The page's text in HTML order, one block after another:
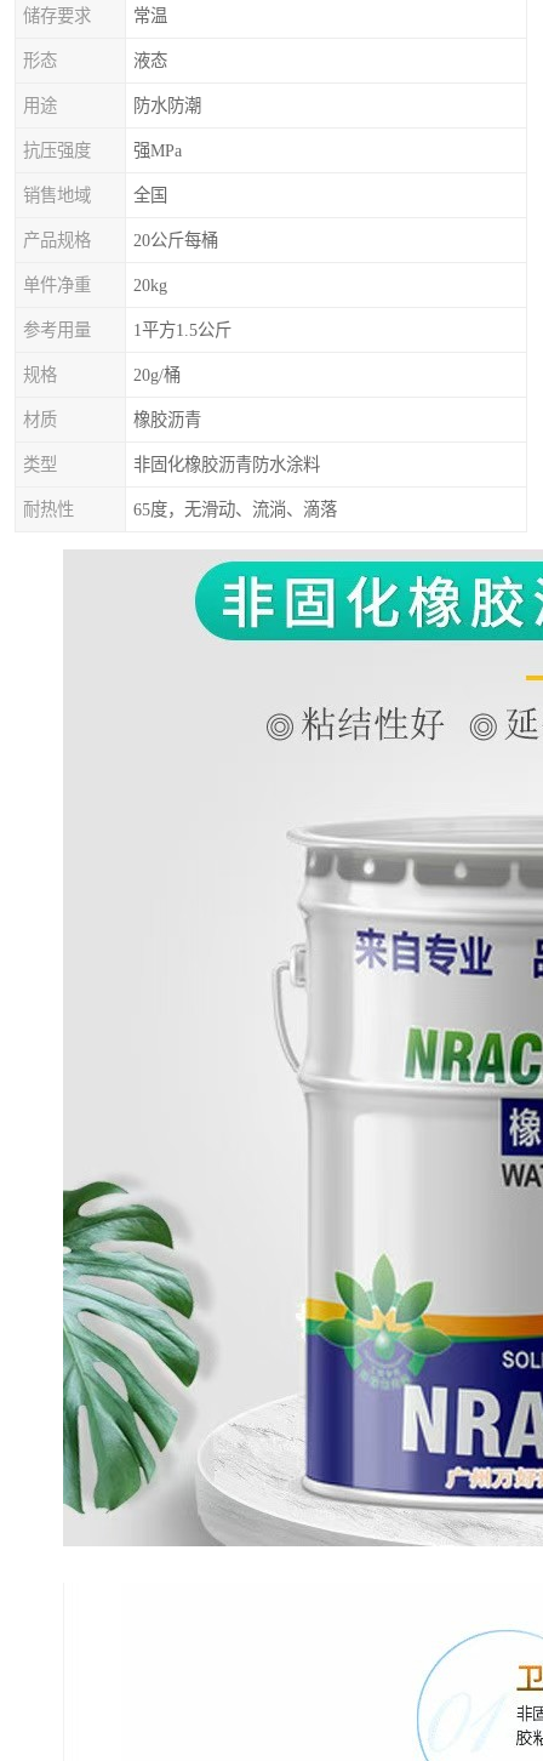
储存要求 常温
形态 液态
用途 防水防潮
抗压强度 强MPa
销售地域 全国
产品规格 20公斤每桶
单件净重 20kg
参考用量 1平方1.5公斤
规格 20g/桶
材质 橡胶沥青
类型 非固化橡胶沥青防水涂料
耐热性 65度，无滑动、流淌、滴落